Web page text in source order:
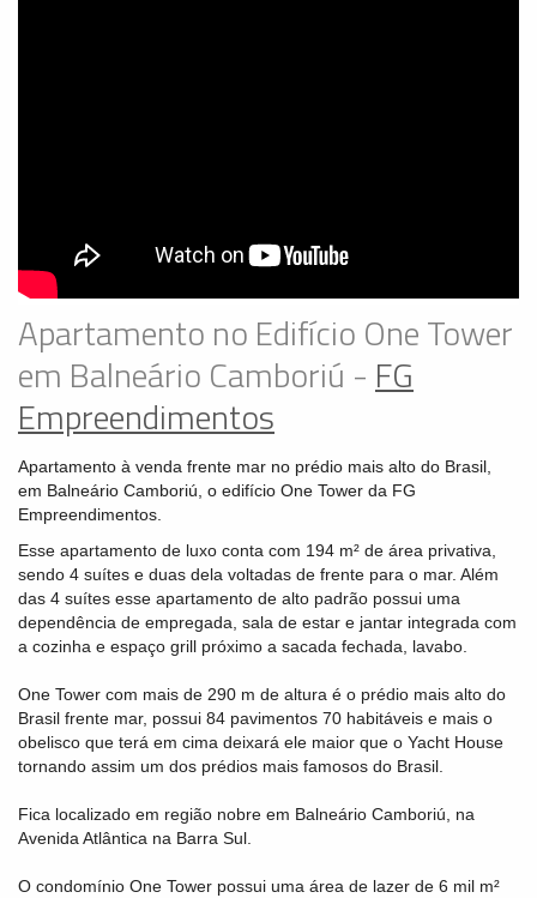
Apartamento no Edifício One Tower
em Balneário Camboriú - FG
Empreendimentos
Apartamento à venda frente mar no prédio mais alto do Brasil,
em Balneário Camboriú, o edifício One Tower da FG
Empreendimentos.
Esse apartamento de luxo conta com 194 m² de área privativa,
sendo 4 suítes e duas dela voltadas de frente para o mar. Além
das 4 suítes esse apartamento de alto padrão possui uma
dependência de empregada, sala de estar e jantar integrada com
a cozinha e espaço grill próximo a sacada fechada, lavabo.
One Tower com mais de 290 m de altura é o prédio mais alto do
Brasil frente mar, possui 84 pavimentos 70 habitáveis e mais o
obelisco que terá em cima deixará ele maior que o Yacht House
tornando assim um dos prédios mais famosos do Brasil.
Fica localizado em região nobre em Balneário Camboriú, na
Avenida Atlântica na Barra Sul.
O condomínio One Tower possui uma área de lazer de 6 mil m²